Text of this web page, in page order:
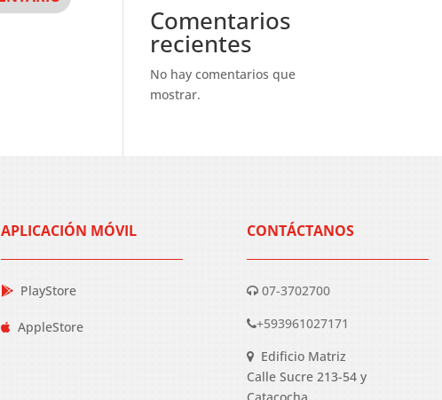
Comentarios
recientes
No hay comentarios que
mostrar.
APLICACIÓN MÓVIL
PlayStore
AppleStore
CONTÁCTANOS
07-3702700
+593961027171
Edificio Matriz
Calle Sucre 213-54 y